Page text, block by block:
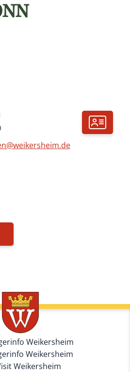
Weikersheim
Weikersheim
Weikersheim